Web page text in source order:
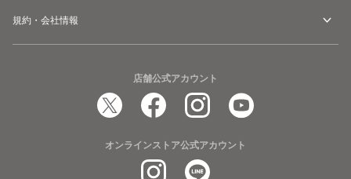
規約・会社情報
店舗公式アカウント
オンラインストア公式アカウント